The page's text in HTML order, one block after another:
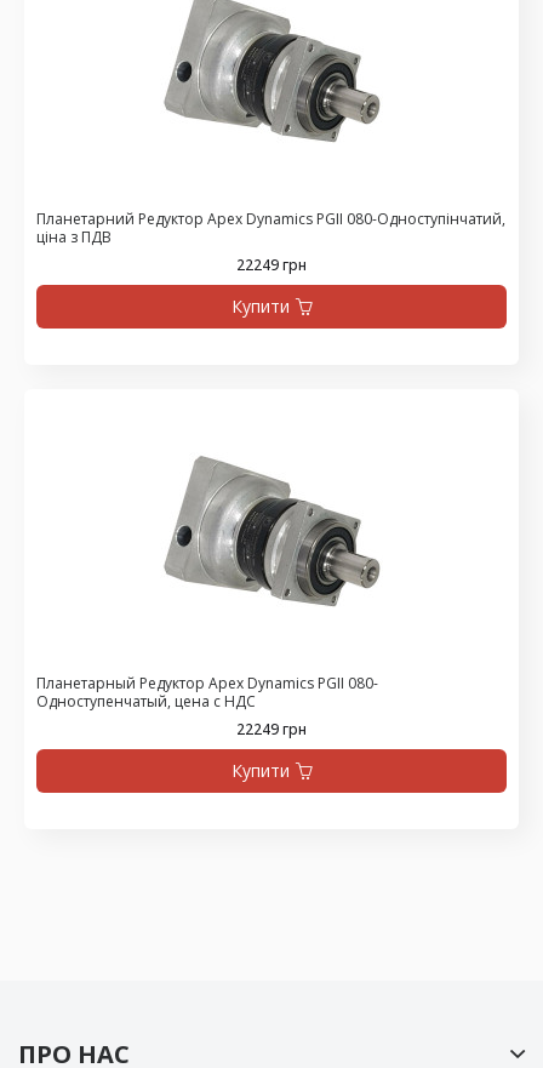
Планетарний Редуктор Apex Dynamics PGII 080-Одноступінчатий,
ціна з ПДВ
22249 грн
Купити
Планетарный Редуктор Apex Dynamics PGII 080-
Одноступенчатый, цена с НДС
22249 грн
Купити
ПРО НАС